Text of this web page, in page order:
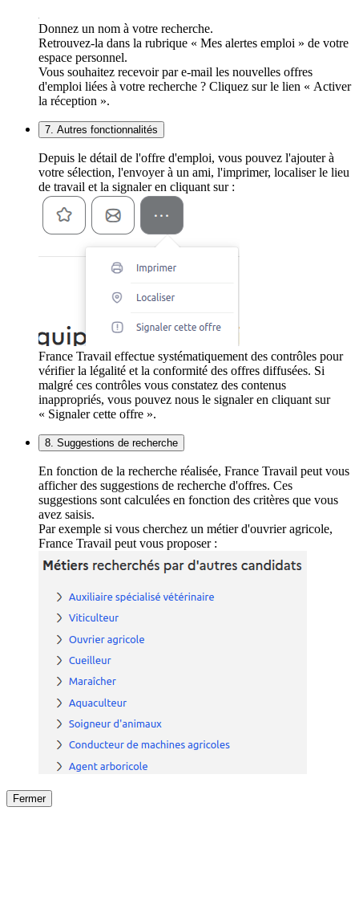
Donnez un nom à votre recherche.
Retrouvez-la dans la rubrique « Mes alertes emploi » de votre
espace personnel.
Vous souhaitez recevoir par e-mail les nouvelles offres
d'emploi liées à votre recherche ? Cliquez sur le lien « Activer
la réception ».
7. Autres fonctionnalités
Depuis le détail de l'offre d'emploi, vous pouvez l'ajouter à
votre sélection, l'envoyer à un ami, l'imprimer, localiser le lieu
de travail et la signaler en cliquant sur :
France Travail effectue systématiquement des contrôles pour
vérifier la légalité et la conformité des offres diffusées. Si
malgré ces contrôles vous constatez des contenus
inappropriés, vous pouvez nous le signaler en cliquant sur
« Signaler cette offre ».
8. Suggestions de recherche
En fonction de la recherche réalisée, France Travail peut vous
afficher des suggestions de recherche d'offres. Ces
suggestions sont calculées en fonction des critères que vous
avez saisis.
Par exemple si vous cherchez un métier d'ouvrier agricole,
France Travail peut vous proposer :
Fermer